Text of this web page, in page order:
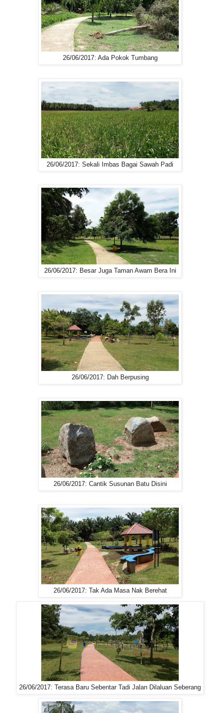
26/06/2017: Ada Pokok Tumbang
26/06/2017: Sekali Imbas Bagai Sawah Padi
26/06/2017: Besar Juga Taman Awam Bera Ini
26/06/2017: Dah Berpusing
26/06/2017: Cantik Susunan Batu Disini
26/06/2017: Tak Ada Masa Nak Berehat
26/06/2017: Terasa Baru Sebentar Tadi Jalan Dilaluan Seberang